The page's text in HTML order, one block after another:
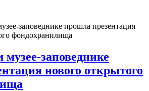
заповеднике прошла презентация
фондохранилища
заповеднике
нового открытого